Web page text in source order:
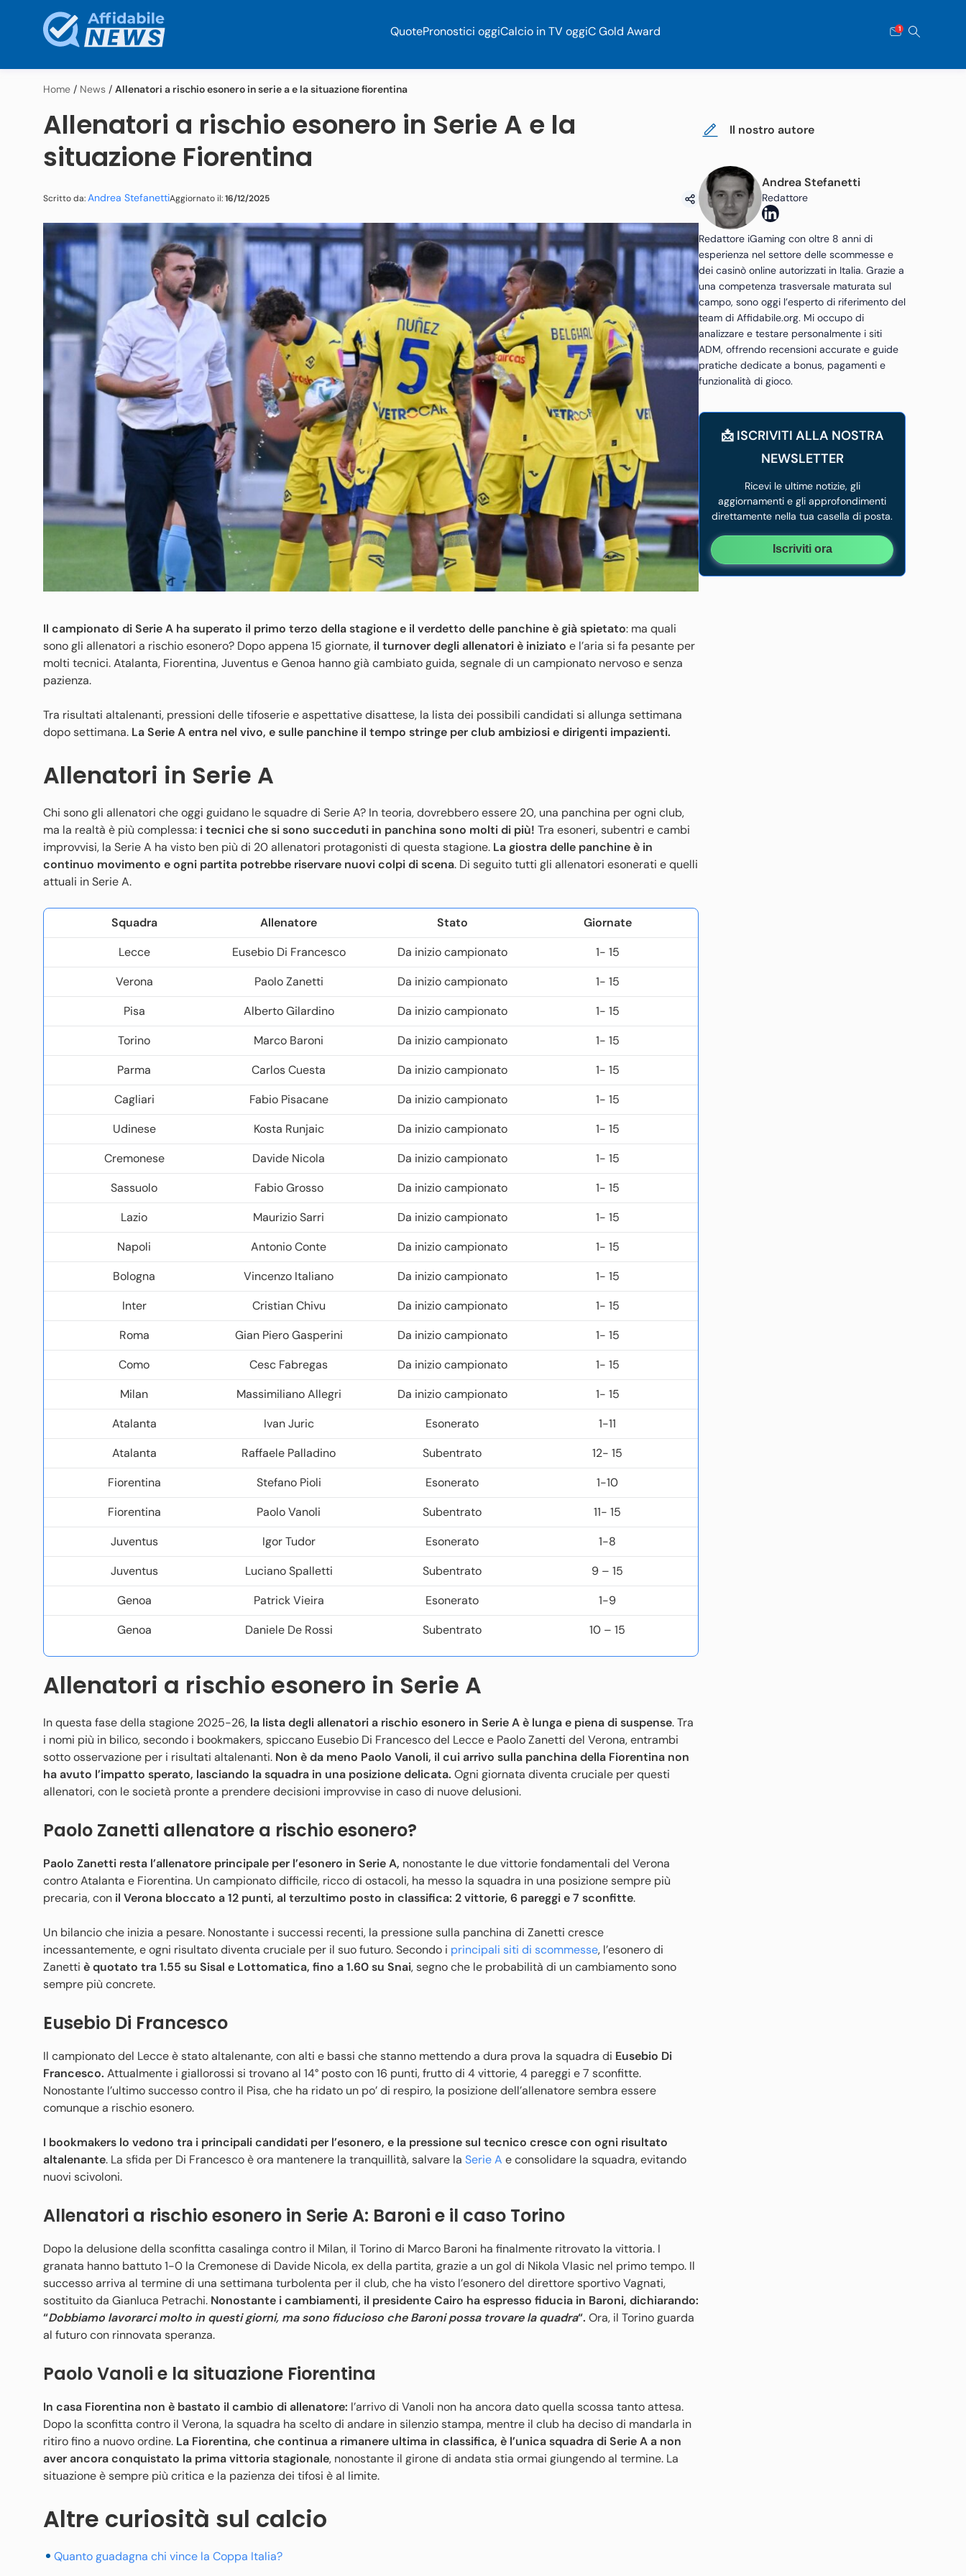
QuotePronostici oggiCalcio in TV oggiC Gold Award 1
Home / News / Allenatori a rischio esonero in serie a e la situazione fiorentina
Allenatori a rischio esonero in Serie A e la
situazione Fiorentina
Scritto da:Andrea StefanettiAggiornato il:16/12/2025
Il campionato di Serie A ha superato il primo terzo della stagione e il verdetto delle panchine è già spietato: ma quali
sono gli allenatori a rischio esonero? Dopo appena 15 giornate, il turnover degli allenatori è iniziato e l’aria si fa pesante per
molti tecnici. Atalanta, Fiorentina, Juventus e Genoa hanno già cambiato guida, segnale di un campionato nervoso e senza
pazienza.
Tra risultati altalenanti, pressioni delle tifoserie e aspettative disattese, la lista dei possibili candidati si allunga settimana
dopo settimana. La Serie A entra nel vivo, e sulle panchine il tempo stringe per club ambiziosi e dirigenti impazienti.
Allenatori in Serie A
Chi sono gli allenatori che oggi guidano le squadre di Serie A? In teoria, dovrebbero essere 20, una panchina per ogni club,
ma la realtà è più complessa: i tecnici che si sono succeduti in panchina sono molti di più! Tra esoneri, subentri e cambi
improvvisi, la Serie A ha visto ben più di 20 allenatori protagonisti di questa stagione. La giostra delle panchine è in
continuo movimento e ogni partita potrebbe riservare nuovi colpi di scena. Di seguito tutti gli allenatori esonerati e quelli
attuali in Serie A.
Squadra Allenatore Stato
Giornate
Lecce
Eusebio Di Francesco Da inizio campionato
1- 15
Verona
Paolo Zanetti Da inizio campionato
1- 15
Pisa
Alberto Gilardino Da inizio campionato
1- 15
Torino
Marco Baroni Da inizio campionato
1- 15
Parma
Carlos Cuesta Da inizio campionato
1- 15
Cagliari
Fabio Pisacane Da inizio campionato
1- 15
Udinese
Kosta Runjaic Da inizio campionato
1- 15
Cremonese
Davide Nicola Da inizio campionato
1- 15
Sassuolo
Fabio Grosso Da inizio campionato
1- 15
Lazio
Maurizio Sarri Da inizio campionato
1- 15
Napoli
Antonio Conte Da inizio campionato
1- 15
Bologna
Vincenzo Italiano Da inizio campionato
1- 15
Inter
Cristian Chivu Da inizio campionato
1- 15
Roma
Gian Piero Gasperini Da inizio campionato
1- 15
Como
Cesc Fabregas Da inizio campionato
1- 15
Milan
Massimiliano Allegri Da inizio campionato
1- 15
Atalanta
Ivan Juric Esonerato
1-11
Atalanta
Raffaele Palladino Subentrato
12- 15
Fiorentina
Stefano Pioli Esonerato
1-10
Fiorentina
Paolo Vanoli Subentrato
11- 15
Juventus
Igor Tudor Esonerato
1-8
Juventus
Luciano Spalletti Subentrato
9 – 15
Genoa
Patrick Vieira Esonerato
1-9
Genoa
Daniele De Rossi Subentrato 10 – 15
Allenatori a rischio esonero in Serie A
In questa fase della stagione 2025-26, la lista degli allenatori a rischio esonero in Serie A è lunga e piena di suspense. Tra
i nomi più in bilico, secondo i bookmakers, spiccano Eusebio Di Francesco del Lecce e Paolo Zanetti del Verona, entrambi
sotto osservazione per i risultati altalenanti. Non è da meno Paolo Vanoli, il cui arrivo sulla panchina della Fiorentina non
ha avuto l’impatto sperato, lasciando la squadra in una posizione delicata. Ogni giornata diventa cruciale per questi
allenatori, con le società pronte a prendere decisioni improvvise in caso di nuove delusioni.
Paolo Zanetti allenatore a rischio esonero?
Paolo Zanetti resta l’allenatore principale per l’esonero in Serie A, nonostante le due vittorie fondamentali del Verona
contro Atalanta e Fiorentina. Un campionato difficile, ricco di ostacoli, ha messo la squadra in una posizione sempre più
precaria, con il Verona bloccato a 12 punti, al terzultimo posto in classifica: 2 vittorie, 6 pareggi e 7 sconfitte.
Un bilancio che inizia a pesare. Nonostante i successi recenti, la pressione sulla panchina di Zanetti cresce
incessantemente, e ogni risultato diventa cruciale per il suo futuro. Secondo i principali siti di scommesse, l’esonero di
Zanetti è quotato tra 1.55 su Sisal e Lottomatica, fino a 1.60 su Snai, segno che le probabilità di un cambiamento sono
sempre più concrete.
Eusebio Di Francesco
Il campionato del Lecce è stato altalenante, con alti e bassi che stanno mettendo a dura prova la squadra di Eusebio Di
Francesco. Attualmente i giallorossi si trovano al 14° posto con 16 punti, frutto di 4 vittorie, 4 pareggi e 7 sconfitte.
Nonostante l’ultimo successo contro il Pisa, che ha ridato un po’ di respiro, la posizione dell’allenatore sembra essere
comunque a rischio esonero.
I bookmakers lo vedono tra i principali candidati per l’esonero, e la pressione sul tecnico cresce con ogni risultato
altalenante. La sfida per Di Francesco è ora mantenere la tranquillità, salvare la Serie A e consolidare la squadra, evitando
nuovi scivoloni.
Allenatori a rischio esonero in Serie A: Baroni e il caso Torino
Dopo la delusione della sconfitta casalinga contro il Milan, il Torino di Marco Baroni ha finalmente ritrovato la vittoria. I
granata hanno battuto 1-0 la Cremonese di Davide Nicola, ex della partita, grazie a un gol di Nikola Vlasic nel primo tempo. Il
successo arriva al termine di una settimana turbolenta per il club, che ha visto l’esonero del direttore sportivo Vagnati,
sostituito da Gianluca Petrachi. Nonostante i cambiamenti, il presidente Cairo ha espresso fiducia in Baroni, dichiarando:
“Dobbiamo lavorarci molto in questi giorni, ma sono fiducioso che Baroni possa trovare la quadra“. Ora, il Torino guarda
al futuro con rinnovata speranza.
Paolo Vanoli e la situazione Fiorentina
In casa Fiorentina non è bastato il cambio di allenatore: l’arrivo di Vanoli non ha ancora dato quella scossa tanto attesa.
Dopo la sconfitta contro il Verona, la squadra ha scelto di andare in silenzio stampa, mentre il club ha deciso di mandarla in
ritiro fino a nuovo ordine. La Fiorentina, che continua a rimanere ultima in classifica, è l’unica squadra di Serie A a non
aver ancora conquistato la prima vittoria stagionale, nonostante il girone di andata stia ormai giungendo al termine. La
situazione è sempre più critica e la pazienza dei tifosi è al limite.
Altre curiosità sul calcio
Quanto guadagna chi vince la Coppa Italia?
Il nostro autore
Andrea Stefanetti
Redattore
Redattore iGaming con oltre 8 anni di
esperienza nel settore delle scommesse e
dei casinò online autorizzati in Italia. Grazie a
una competenza trasversale maturata sul
campo, sono oggi l’esperto di riferimento del
team di Affidabile.org. Mi occupo di
analizzare e testare personalmente i siti
ADM, offrendo recensioni accurate e guide
pratiche dedicate a bonus, pagamenti e
funzionalità di gioco.
📩 ISCRIVITI ALLA NOSTRA
NEWSLETTER
Ricevi le ultime notizie, gli
aggiornamenti e gli approfondimenti
direttamente nella tua casella di posta.
Iscriviti ora